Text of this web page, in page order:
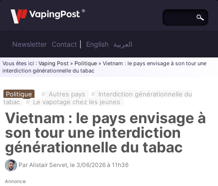
Newsletter Contact English العربية
Vous êtes ici : Vaping Post » Politique » Vietnam : le pays envisage à son tour une
interdiction générationnelle du tabac
Politique # Autres pays # Interdiction générationnelle du
tabac
# Le vapotage chez les jeunes
Vietnam : le pays envisage à
son tour une interdiction
générationnelle du tabac
Par Alistair Servet , le 3/06/2026 à 11h36
Annonce